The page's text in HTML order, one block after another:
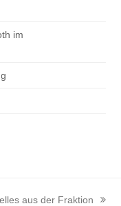
im
aus der Fraktion